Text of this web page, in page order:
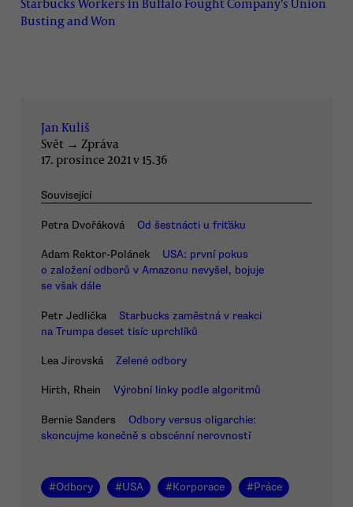
Starbucks Workers in Buffalo Fought Company’s Union
Busting and Won
Jan Kuliš
Svět → Zpráva
17. prosince 2021 v 15.36
Související
Petra Dvořáková Od šestnácti u friťáku
Adam Rektor-Polánek
USA: první pokus
o založení odborů v Amazonu nevyšel, bojuje
se však dále
Petr Jedlička
Starbucks zaměstná v reakci
na Trumpa deset tisíc uprchlíků
Lea Jirovská Zelené odbory
Hirth, Rhein Výrobní linky podle algoritmů
Bernie Sanders
Odbory versus oligarchie:
skoncujme konečně s obscénní nerovností
#Odbory #USA #Korporace #Práce